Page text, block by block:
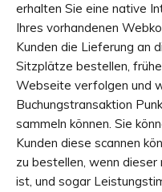
erhalten Sie eine native
Ihres vorhandenen
Kunden die Lieferung an
Sitzplätze bestellen,
Webseite verfolgen und
Buchungstransaktion
sammeln können. Sie
Kunden diese scannen
zu bestellen, wenn dieser
ist, und sogar